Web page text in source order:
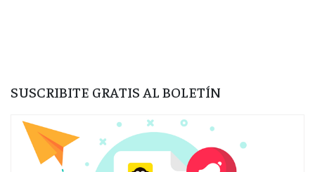
SUSCRIBITE GRATIS AL BOLETÍN